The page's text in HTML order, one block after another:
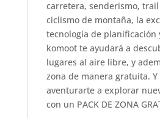
carretera, senderismo,
ciclismo de montaña, la
tecnología de planificación
komoot te ayudará a
lugares al aire libre, y
zona de manera gratuita.
aventurarte a explorar
con un PACK DE ZONA